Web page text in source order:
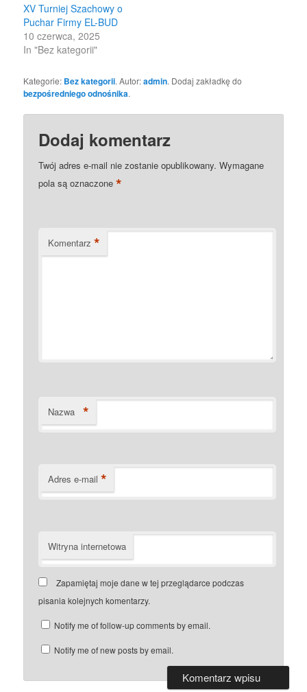
XV Turniej Szachowy o
Puchar Firmy EL-BUD
10 czerwca, 2025
In "Bez kategorii"
Kategorie: Bez kategorii. Autor:admin. Dodaj zakładkę do
bezpośredniego odnośnika.
Dodaj komentarz
Twój adres e-mail nie zostanie opublikowany. Wymagane
pola są oznaczone*
Komentarz *
Nazwa *
Adres e-mail *
Witryna internetowa
Zapamiętaj moje dane w tej przeglądarce podczas
pisania kolejnych komentarzy.
Notify me of follow-up comments by email.
Notify me of new posts by email.